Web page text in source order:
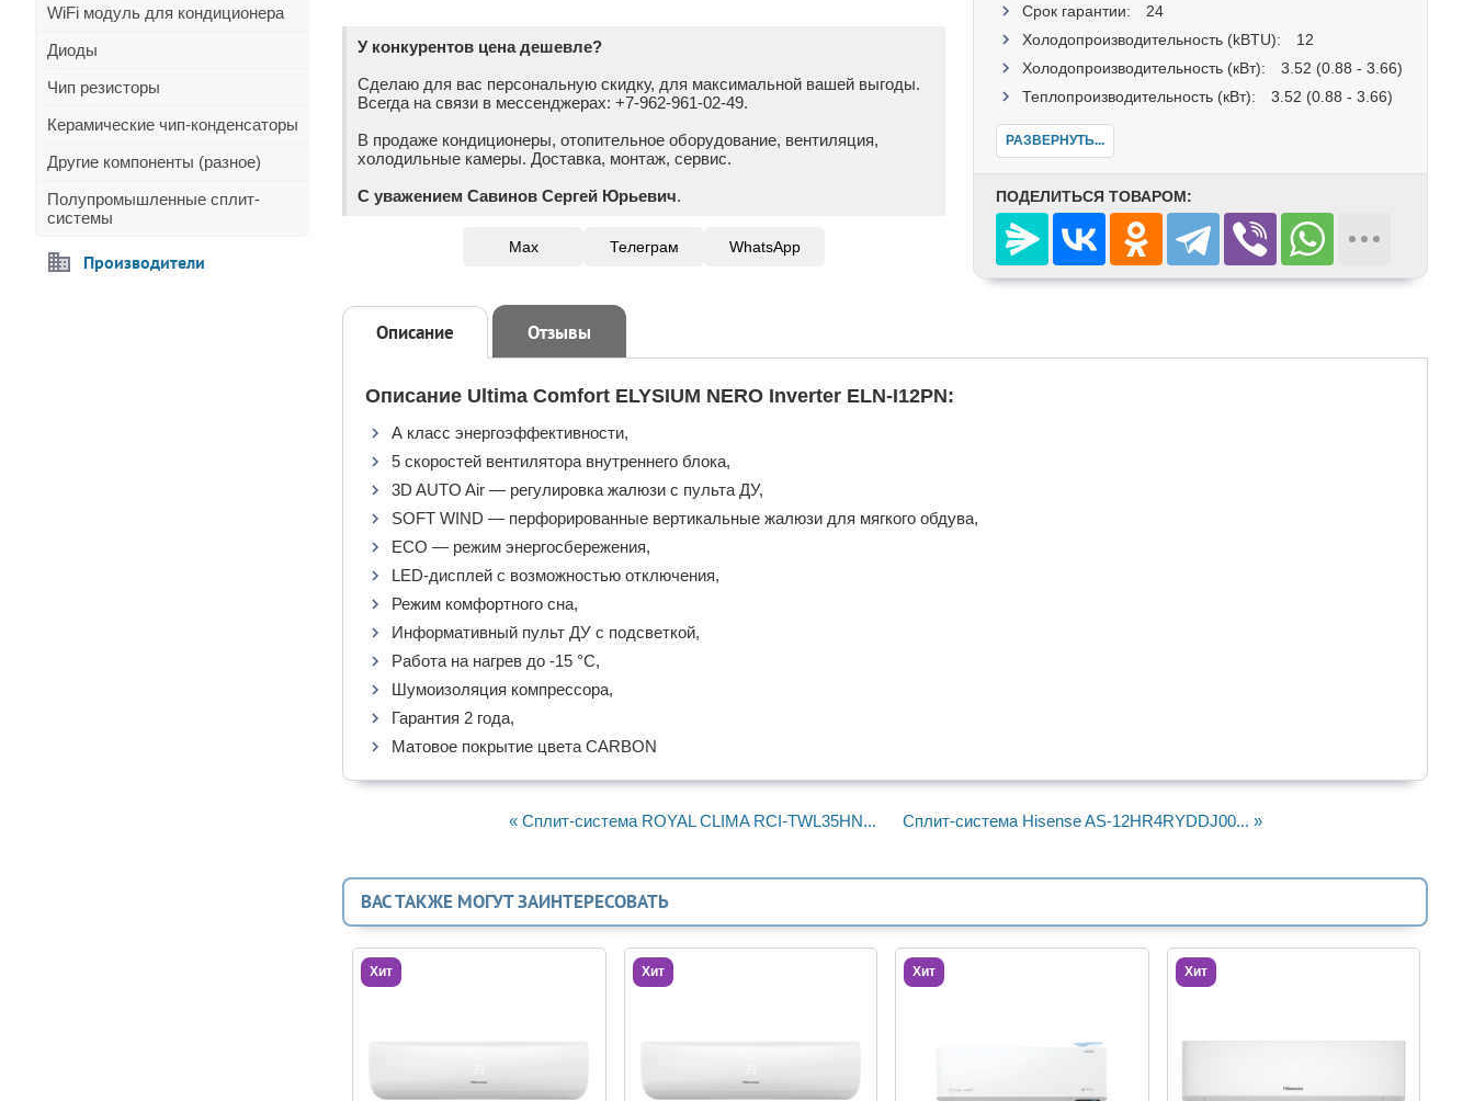
WiFi модуль для кондиционера
Диоды
Чип резисторы
Керамические чип-конденсаторы
Другие компоненты (разное)
Полупромышленные сплит-
системы
Производители
У конкурентов цена дешевле?
Сделаю для вас персональную скидку, для максимальной вашей выгоды.
Всегда на связи в мессенджерах: +7-962-961-02-49.
В продаже кондиционеры, отопительное оборудование, вентиляция,
холодильные камеры. Доставка, монтаж, сервис.
С уважением Савинов Сергей Юрьевич.
Max Телеграм WhatsApp
Срок гарантии:
24
Холодопроизводительность (kBTU):
12
Холодопроизводительность (кВт):
3.52 (0.88 - 3.66)
Теплопроизводительность (кВт):
3.52 (0.88 - 3.66)
РАЗВЕРНУТЬ...
ПОДЕЛИТЬСЯ ТОВАРОМ:
Описание Отзывы
Описание Ultima Comfort ELYSIUM NERO Inverter ELN-I12PN:
А класс энергоэффективности,
5 скоростей вентилятора внутреннего блока,
3D AUTO Air — регулировка жалюзи с пульта ДУ,
SOFT WIND — перфорированные вертикальные жалюзи для мягкого обдува,
ЕСО — режим энергосбережения,
LED-дисплей с возможностью отключения,
Режим комфортного сна,
Информативный пульт ДУ с подсветкой,
Работа на нагрев до -15 °С,
Шумоизоляция компрессора,
Гарантия 2 года,
Матовое покрытие цвета CARBON
« Сплит-система ROYAL CLIMA RCI-TWL35HN... Сплит-система Hisense AS-12HR4RYDDJ00... »
ВАС ТАКЖЕ МОГУТ ЗАИНТЕРЕСОВАТЬ
Хит Хит Хит Хит